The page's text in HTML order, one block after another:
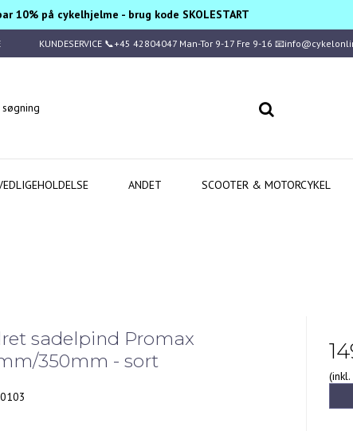
10% på cykelhjelme - brug kode SKOLESTART
KUNDESERVICE 📞+45 42804047 Man-Tor 9-17 Fre 9-16
ANDET SCOOTER & MOTORCYKEL
sadelpind Promax
350mm - sort